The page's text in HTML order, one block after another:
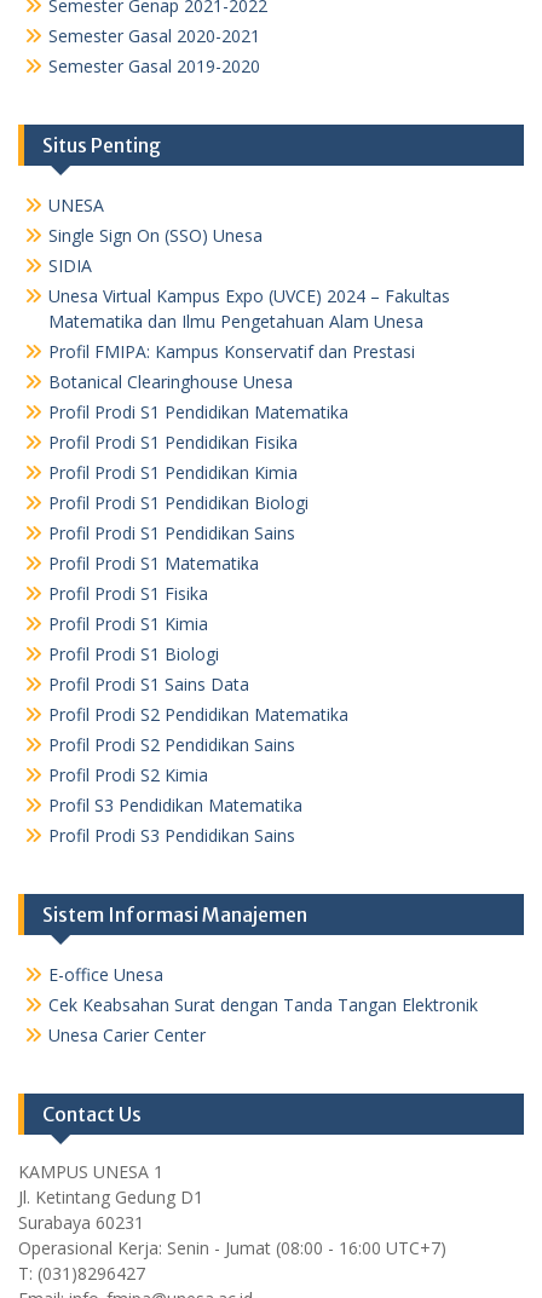
Semester Genap 2021-2022
Semester Gasal 2020-2021
Semester Gasal 2019-2020
Situs Penting
UNESA
Single Sign On (SSO) Unesa
SIDIA
Unesa Virtual Kampus Expo (UVCE) 2024 – Fakultas
Matematika dan Ilmu Pengetahuan Alam Unesa
Profil FMIPA: Kampus Konservatif dan Prestasi
Botanical Clearinghouse Unesa
Profil Prodi S1 Pendidikan Matematika
Profil Prodi S1 Pendidikan Fisika
Profil Prodi S1 Pendidikan Kimia
Profil Prodi S1 Pendidikan Biologi
Profil Prodi S1 Pendidikan Sains
Profil Prodi S1 Matematika
Profil Prodi S1 Fisika
Profil Prodi S1 Kimia
Profil Prodi S1 Biologi
Profil Prodi S1 Sains Data
Profil Prodi S2 Pendidikan Matematika
Profil Prodi S2 Pendidikan Sains
Profil Prodi S2 Kimia
Profil S3 Pendidikan Matematika
Profil Prodi S3 Pendidikan Sains
Sistem Informasi Manajemen
E-office Unesa
Cek Keabsahan Surat dengan Tanda Tangan Elektronik
Unesa Carier Center
Contact Us
KAMPUS UNESA 1
Jl. Ketintang Gedung D1
Surabaya 60231
Operasional Kerja: Senin - Jumat (08:00 - 16:00 UTC+7)
T: (031)8296427